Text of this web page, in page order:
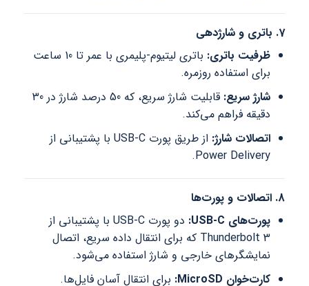
7. باتری و شارژدهی
ظرفیت باتری:
باتری لیتیوم-پلیمری با عمر تا 10 ساعت
برای استفاده روزمره.
شارژ سریع:
قابلیت شارژ سریع، که 50 درصد شارژ در 30
دقیقه فراهم می‌کند.
اتصالات شارژ:
از طریق پورت USB-C با پشتیبانی از
Power Delivery.
8. اتصالات و پورت‌ها
پورت‌های USB-C:
دو پورت USB-C با پشتیبانی از
Thunderbolt 3 که برای انتقال داده سریع، اتصال
نمایشگرهای خارجی و شارژ استفاده می‌شود.
کارت‌خوان MicroSD:
برای انتقال آسان فایل‌ها.